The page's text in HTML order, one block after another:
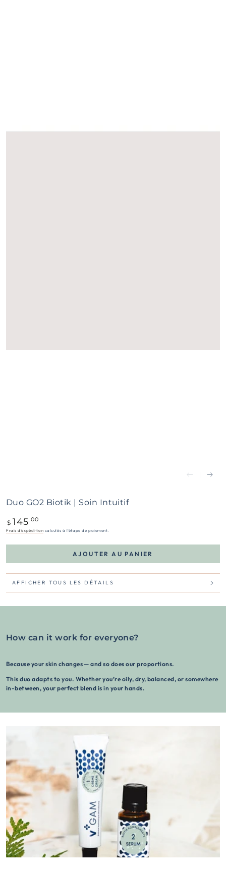
Duo GO2 Biotik | Soin Intuitif
Prix
normal
$ 145.00
Frais d'expédition calculés à l'étape de paiement.
AJOUTER AU PANIER
AFFICHER TOUS LES DÉTAILS
How can it work for everyone?
Because your skin changes — and so does our proportions.
This duo adapts to you. Whether you’re oily, dry, balanced, or somewhere
in-between, your perfect blend is in your hands.